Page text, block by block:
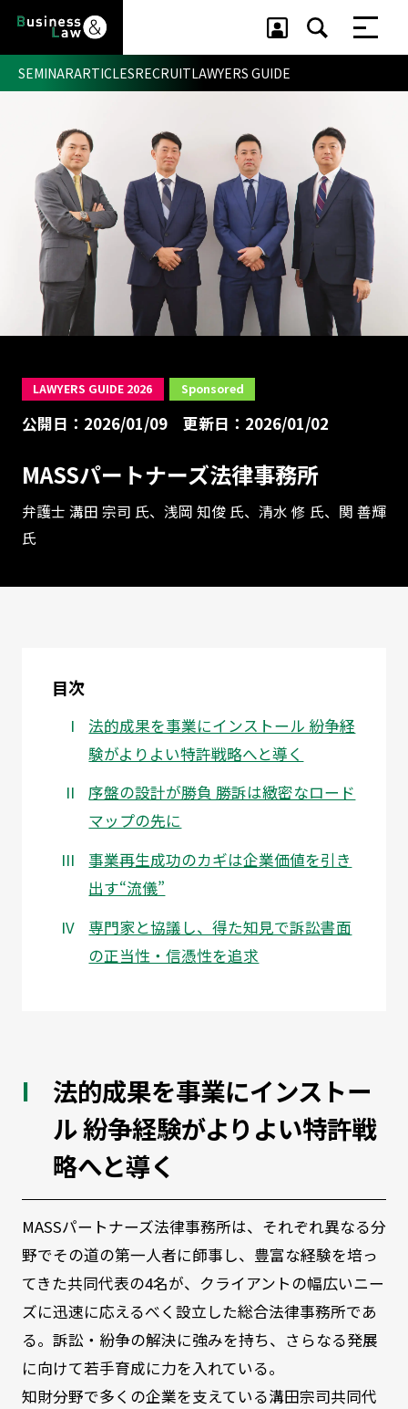
セミナー ・ 記事
セミナー
記事
リクルート
SEMINARARTICLESRECRUITLAWYERS GUIDE
LAWYERS GUIDE 2026 Sponsored
公開日：2026/01/09更新日：2026/01/02
MASSパートナーズ法律事務所
弁護士 溝田 宗司 氏、浅岡 知俊 氏、清水 修 氏、関 善輝
氏
目次
法的成果を事業にインストール 紛争経
験がよりよい特許戦略へと導く
序盤の設計が勝負 勝訴は緻密なロード
マップの先に
事業再生成功のカギは企業価値を引き
出す“流儀”
専門家と協議し、得た知見で訴訟書面
の正当性・信憑性を追求
法的成果を事業にインストー
ル 紛争経験がよりよい特許戦
略へと導く
MASSパートナーズ法律事務所は、それぞれ異なる分
野でその道の第一人者に師事し、豊富な経験を培っ
てきた共同代表の4名が、クライアントの幅広いニー
ズに迅速に応えるべく設立した総合法律事務所であ
る。訴訟・紛争の解決に強みを持ち、さらなる発展
に向けて若手育成に力を入れている。
知財分野で多くの企業を支えている溝田宗司共同代